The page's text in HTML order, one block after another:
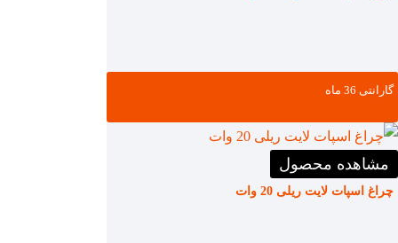
مشاهده محصول
گارانتی ‌36 ماه
چراغ اسپات لایت ریلی 20 وات